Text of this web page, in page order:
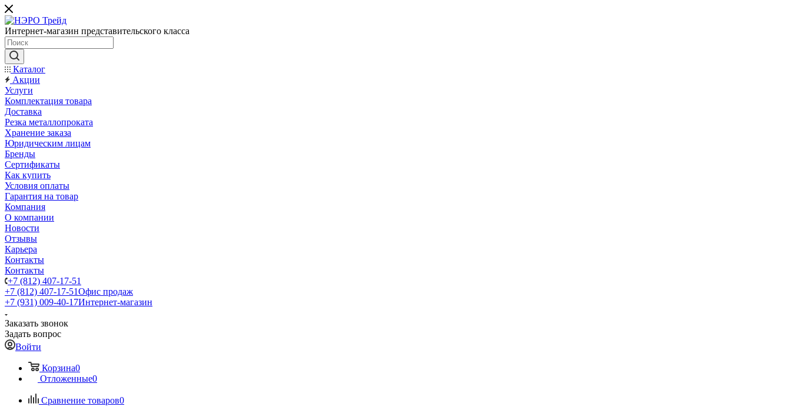
Интернет-магазин представительского класса
Каталог
Акции
Услуги
Комплектация товара
Доставка
Резка металлопроката
Хранение заказа
Юридическим лицам
Бренды
Сертификаты
Как купить
Условия оплаты
Гарантия на товар
Компания
О компании
Новости
Отзывы
Карьера
Контакты
Контакты
+7 (812) 407-17-51
+7 (812) 407-17-51Офис продаж
+7 (931) 009-40-17Интернет-магазин
Заказать звонок
Задать вопрос
Войти
Корзина0
Отложенные0
Сравнение товаров0